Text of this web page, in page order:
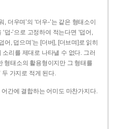
, 더우며’의 ‘더우-­’는 같은 형태소이
덥-­’으로 고정하여 적는다면 ‘덥어,
어, 덥으며’는 [더버], [더브며]로 읽히
리를 제대로 나타낼 수 없다. 그러
형태소의 활용형이지만 그 형태를
두 가지로 적게 된다.
간에 결합하는 어미도 마찬가지다.